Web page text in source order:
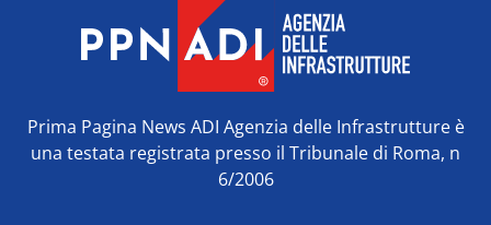
Prima Pagina News ADI Agenzia delle Infrastrutture è
una testata registrata presso il Tribunale di Roma, n
6/2006